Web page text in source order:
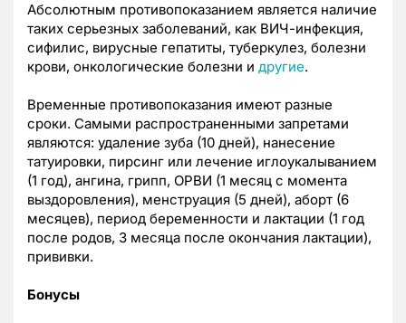
Абсолютным противопоказанием является наличие
таких серьезных заболеваний, как ВИЧ-инфекция,
сифилис, вирусные гепатиты, туберкулез, болезни
крови, онкологические болезни и другие.
Временные противопоказания имеют разные
сроки. Самыми распространенными запретами
являются: удаление зуба (10 дней), нанесение
татуировки, пирсинг или лечение иглоукалыванием
(1 год), ангина, грипп, ОРВИ (1 месяц с момента
выздоровления), менструация (5 дней), аборт (6
месяцев), период беременности и лактации (1 год
после родов, 3 месяца после окончания лактации),
прививки.
Бонусы